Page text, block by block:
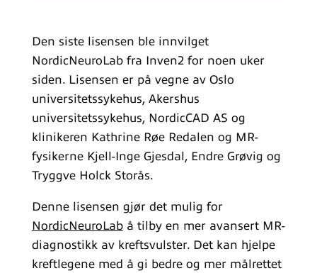
Den siste lisensen ble innvilget
NordicNeuroLab fra Inven2 for noen uker
siden. Lisensen er på vegne av Oslo
universitetssykehus, Akershus
universitetssykehus, NordicCAD AS og
klinikeren Kathrine Røe Redalen og MR-
fysikerne Kjell-Inge Gjesdal, Endre Grøvig og
Tryggve Holck Storås.
Denne lisensen gjør det mulig for
NordicNeuroLabå tilby en mer avansert MR-
diagnostikk av kreftsvulster. Det kan hjelpe
kreftlegene med å gi bedre og mer målrettet